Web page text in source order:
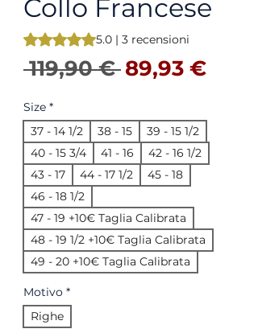
Collo Francese
Sulla base di 3 recensioni, la
5.0 | 3 recensioni
119,90 € Prezzo
89,93 €
Size *
37 - 14 1/2
38 - 15
39 - 15 1/2
40 - 15 3/4
41 - 16
42 - 16 1/2
43 - 17
44 - 17 1/2
45 - 18
46 - 18 1/2
47 - 19 +10€ Taglia Calibrata
48 - 19 1/2 +10€ Taglia Calibrata
49 - 20 +10€ Taglia Calibrata
Motivo *
Righe